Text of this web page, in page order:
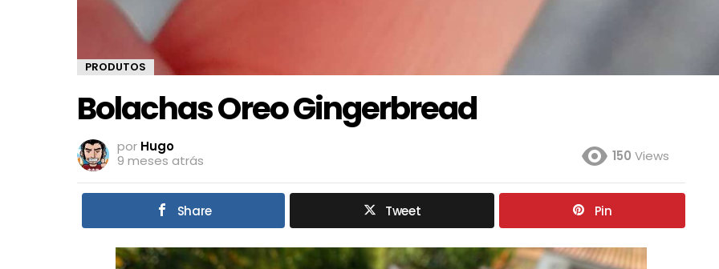
PRODUTOS
Bolachas Oreo Gingerbread
por Hugo
9 meses atrás
150 Views
Share Tweet Pin